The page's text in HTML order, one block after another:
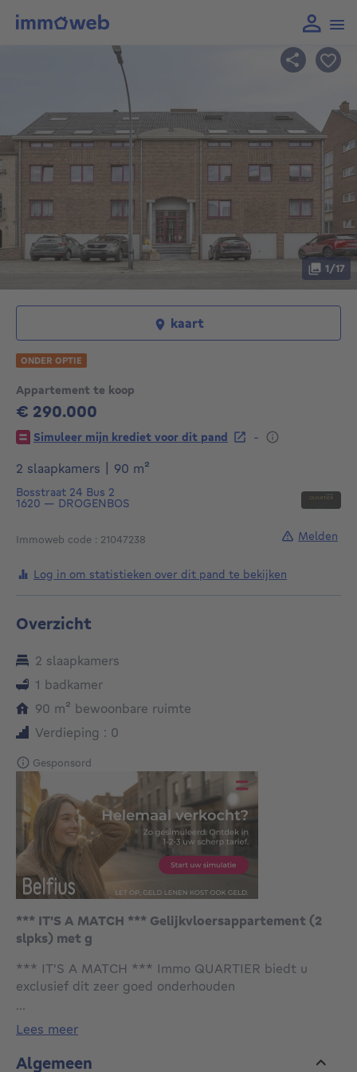
Appartement te koop
€ 290.000
290000€
Simuleer mijn krediet voor dit pand
-
2 slaapkamers
90 m²
Bosstraat 24 Bus 2
1620 — DROGENBOS
Immoweb code : 21047238
1/17
kaart
ONDER OPTIE
Log in om statistieken over dit pand te bekijken
Melden
Overzicht
2 slaapkamers
1 badkamer
90 m² vierkante meters
bewoonbare ruimte
Verdieping : 0
Gesponsord
*** IT'S A MATCH *** Gelijkvloersappartement (2
slpks) met g
*** IT'S A MATCH *** Immo QUARTIER biedt u
exclusief dit zeer goed onderhouden
DROGENBOS. De indeling is als volgt: inkomhal,
living en eetplaats met toegang tot het terras met
pergola, deels ingerichte keuken (gootsteen,
...
lees meer
Algemeen